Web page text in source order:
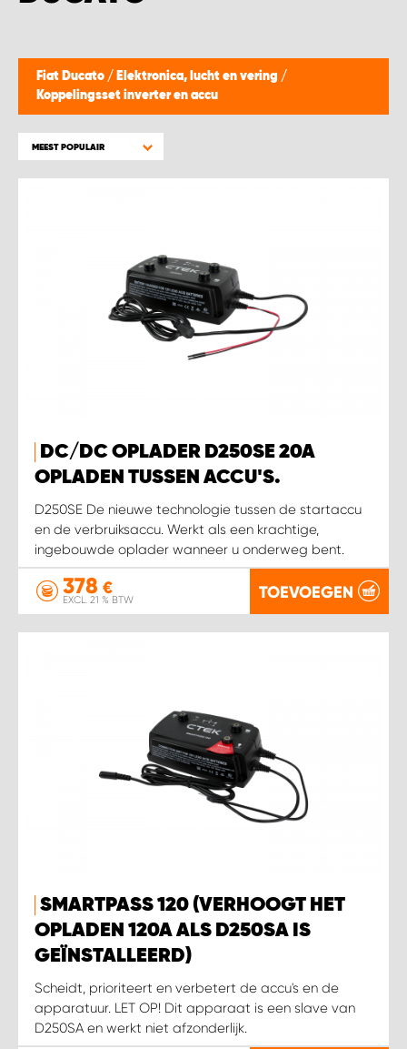
Fiat Ducato / Elektronica, lucht en vering /
Koppelingsset inverter en accu
MEEST POPULAIR
DC/DC OPLADER D250SE 20A
OPLADEN TUSSEN ACCU'S.
D250SE De nieuwe technologie tussen de startaccu
en de verbruiksaccu. Werkt als een krachtige,
ingebouwde oplader wanneer u onderweg bent.
378 €
EXCL. 21 % BTW TOEVOEGEN
SMARTPASS 120 (VERHOOGT HET
OPLADEN 120A ALS D250SA IS
GEÏNSTALLEERD)
Scheidt, prioriteert en verbetert de accu's en de
apparatuur. LET OP! Dit apparaat is een slave van
D250SA en werkt niet afzonderlijk.
WORK SYSTEM BEST
WORK SYSTEM ELST
WORK SYSTEM GORREDIJK
WORK SYSTEM HARDERWIJK
WORK SYSTEM HARMELEN
WORK SYSTEM KOOTWIJKERBROEK
WORK SYSTEM LOPIK AUTOSERVICE BENSCHOP
WORK SYSTEM LOPIK GARAGE STUIVENBERG
WORK SYSTEM UITHOORN
WORK SYSTEM WILLEMSTAD
WORK SYSTEM ZIERIKZEE